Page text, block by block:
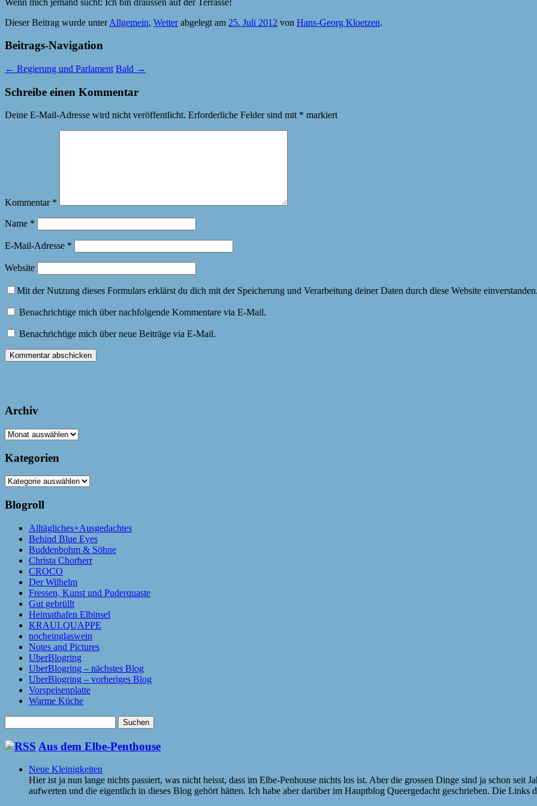
Dieser Beitrag wurde unterAllgemein, Wetterabgelegt am 25. Juli 2012 von Hans-Georg Kloetzen.
Beitrags-Navigation
← Regierung und Parlament Bald →
Schreibe einen Kommentar
Deine E-Mail-Adresse wird nicht veröffentlicht. Erforderliche Felder sind mit * markiert
Kommentar *
Name *
E-Mail-Adresse *
Website
Mit der Nutzung dieses Formulars erklärst du dich mit der Speicherung und Verarbeitung deiner Daten durch diese Website
Benachrichtige mich über nachfolgende Kommentare via E-Mail.
Benachrichtige mich über neue Beiträge via E-Mail.
Archiv
Archiv
Kategorien
Kategorien
Blogroll
Alltägliches+Ausgedachtes
Behind Blue Eyes
Buddenbohm & Söhne
Christa Chorherr
CROCO
Der Wilhelm
Fressen, Kunst und Puderquaste
Gut gebrüllt
Heimathafen Elbinsel
KRAULQUAPPE
nocheinglaswein
Notes and Pictures
UberBlogring
UberBlogring – nächstes Blog
UberBlogring – vorheriges Blog
Vorspeisenplatte
Warme Küche
nach:
Aus dem Elbe-Penthouse
Neue Kleinigkeiten
Hier ist ja nun lange nichts passiert, was nicht heisst, dass im Elbe-Penhouse nichts los ist. Aber die grossen Dinge sind ja schon seit
aufwerten und die eigentlich in dieses Blog gehört hätten. Ich habe aber darüber im Hauptblog Queergedacht geschrieben. Die